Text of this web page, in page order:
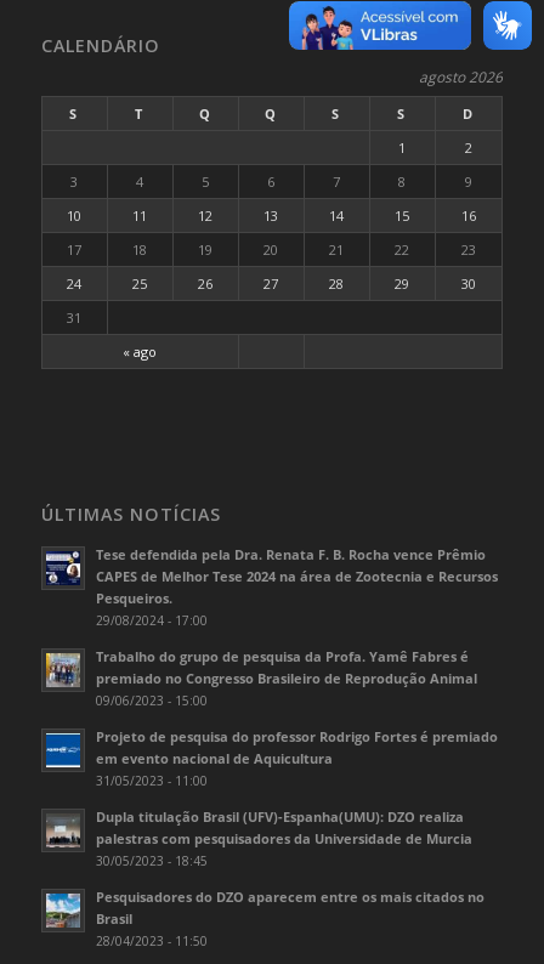
CALENDÁRIO
agosto 2026
S T Q Q S S D
« ago
1
2
3
4 5 6 7 8
9
10
11 12 13 14 15
16
17
18 19 20 21 22
23
24
25 26 27 28 29
30
31
ÚLTIMAS NOTÍCIAS
Tese defendida pela Dra. Renata F. B. Rocha vence Prêmio
CAPES de Melhor Tese 2024 na área de Zootecnia e Recursos
Pesqueiros.
29/08/2024 - 17:00
Trabalho do grupo de pesquisa da Profa. Yamê Fabres é
premiado no Congresso Brasileiro de Reprodução Animal
09/06/2023 - 15:00
Projeto de pesquisa do professor Rodrigo Fortes é premiado
em evento nacional de Aquicultura
31/05/2023 - 11:00
Dupla titulação Brasil (UFV)-Espanha(UMU): DZO realiza
palestras com pesquisadores da Universidade de Murcia
30/05/2023 - 18:45
Pesquisadores do DZO aparecem entre os mais citados no
Brasil
28/04/2023 - 11:50